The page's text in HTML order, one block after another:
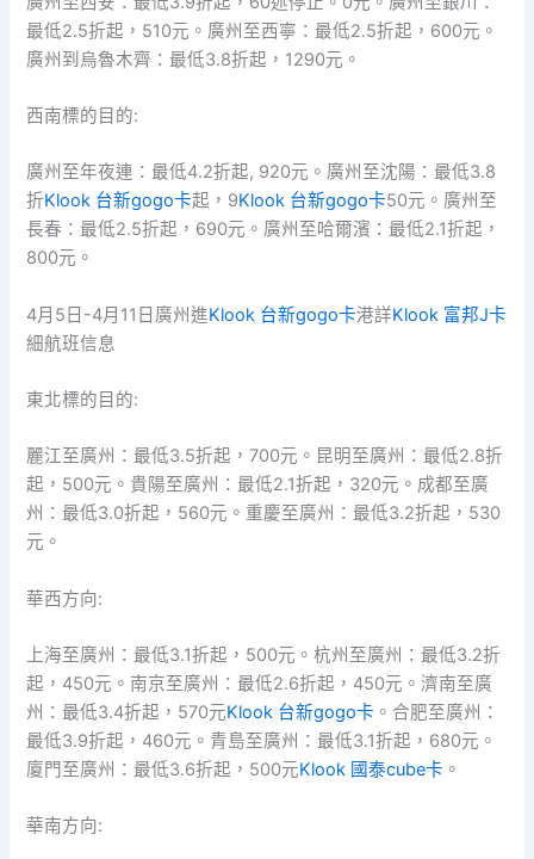
最低2.5折起，510元。廣州至西寧：最低2.5折起，600元。
廣州到烏魯木齊：最低3.8折起，1290元。
西南標的目的:
廣州至年夜連：最低4.2折起, 920元。廣州至沈陽：最低3.8
折Klook 台新gogo卡起，9Klook 台新gogo卡50元。廣州至
長春：最低2.5折起，690元。廣州至哈爾濱：最低2.1折起，
800元。
4月5日-4月11日廣州進Klook 台新gogo卡港詳Klook 富邦J卡
細航班信息
東北標的目的:
麗江至廣州：最低3.5折起，700元。昆明至廣州：最低2.8折
起，500元。貴陽至廣州：最低2.1折起，320元。成都至廣
州：最低3.0折起，560元。重慶至廣州：最低3.2折起，530
元。
華西方向:
上海至廣州：最低3.1折起，500元。杭州至廣州：最低3.2折
起，450元。南京至廣州：最低2.6折起，450元。濟南至廣
州：最低3.4折起，570元Klook 台新gogo卡 。合肥至廣州：
最低3.9折起，460元。青島至廣州：最低3.1折起，680元。
廈門至廣州：最低3.6折起，500元Klook 國泰cube卡 。
華南方向: